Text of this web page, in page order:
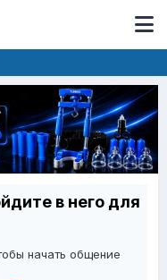
в него для
начать общение